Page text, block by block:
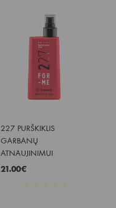
227 PURŠKIKLIS
GARBANŲ
ATNAUJINIMUI
21.00€
★ ★ ★ ★ ★